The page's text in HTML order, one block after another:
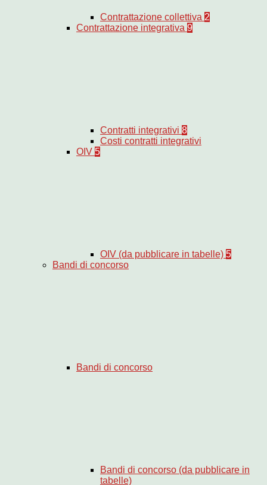
Contrattazione collettiva 2
Contrattazione integrativa 9
Contratti integrativi 8
Costi contratti integrativi
OIV 5
OIV (da pubblicare in tabelle) 5
Bandi di concorso
Bandi di concorso
Bandi di concorso (da pubblicare in
tabelle)